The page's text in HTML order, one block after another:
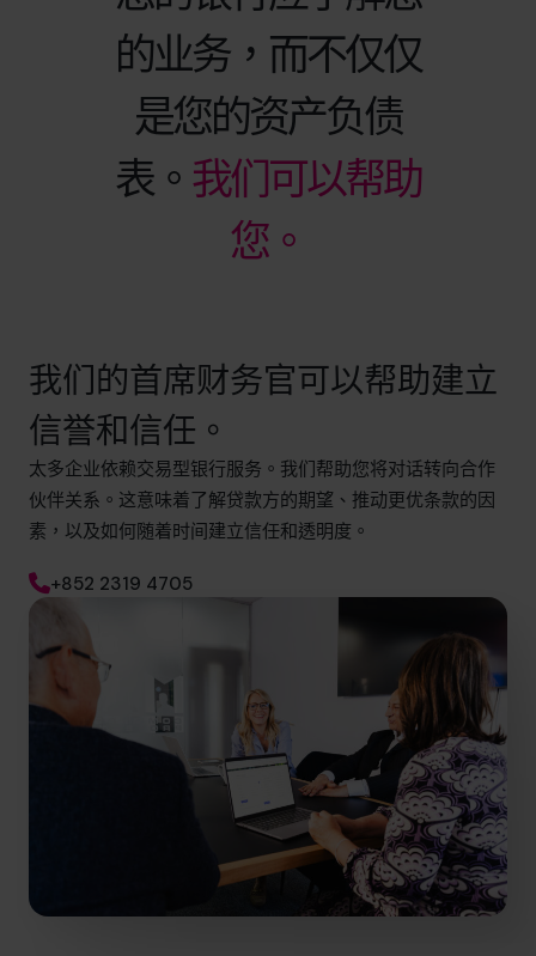
的业务，而不仅仅
是您的资产负债
表。 我们可以帮助
您。
我们的首席财务官可以帮助建立
信誉和信任。
太多企业依赖交易型银行服务。我们帮助您将对话转向合作
伙伴关系。这意味着了解贷款方的期望、推动更优条款的因
素，以及如何随着时间建立信任和透明度。
+852 2319 4705